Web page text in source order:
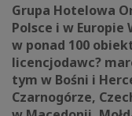
Grupa Hotelowa
Polsce i w Europie
w ponad 100
licencjodawc?
tym w Bośni i
Czarnogórze,